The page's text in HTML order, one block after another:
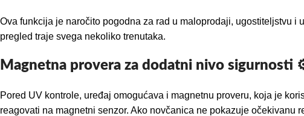
Ova funkcija je naročito pogodna za rad u maloprodaji, ugostiteljstvu
pregled traje svega nekoliko trenutaka.
Magnetna provera za dodatni nivo sigurnosti
Pored UV kontrole, uređaj omogućava i magnetnu proveru, koja je
reagovati na magnetni senzor. Ako novčanica ne pokazuje